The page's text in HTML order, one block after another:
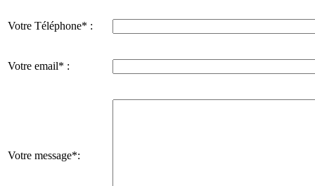
Votre Téléphone* :
Votre email* :
Votre message*: